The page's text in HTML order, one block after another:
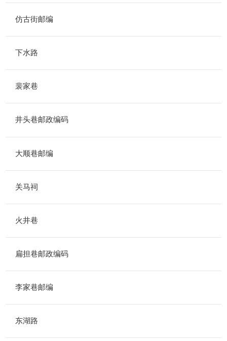
仿古街邮编
下水路
裴家巷
井头巷邮政编码
大顺巷邮编
关马祠
火井巷
扁担巷邮政编码
李家巷邮编
东湖路